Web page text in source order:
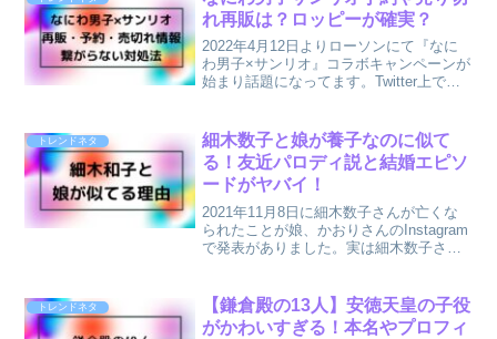
も便利ですよね。セブンイ...
れ再販は？ロッピーが確実？
2022年4月12日よりローソンにて『なに
わ男子×サンリオ』コラボキャンペーンが
始まり話題になってます。Twitter上では
回のなにわ男子サンリオコラボの売切れ
情報や再...
トレンドネタ
細木数子と娘が養子なのに似て
る！友近パロディ説と結婚エピソ
ードがヤバイ！
2021年11月8日に細木数子さんが亡くな
られたことが娘、かおりさんのInstagram
で発表がありました。実は細木数子さん
子さんの後継者として母の占いを継いで
います。...
トレンドネタ
【鎌倉殿の13人】安徳天皇の子役
がかわいすぎる！本名やプロフィ